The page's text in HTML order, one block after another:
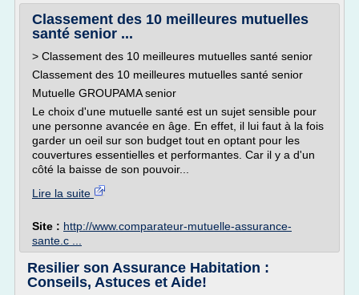
Classement des 10 meilleures mutuelles
santé senior ...
> Classement des 10 meilleures mutuelles santé senior
Classement des 10 meilleures mutuelles santé senior
Mutuelle GROUPAMA senior
Le choix d'une mutuelle santé est un sujet sensible pour
une personne avancée en âge. En effet, il lui faut à la fois
garder un oeil sur son budget tout en optant pour les
couvertures essentielles et performantes. Car il y a d'un
côté la baisse de son pouvoir...
Lire la suite
Site : http://www.comparateur-mutuelle-assurance-
sante.c ...
Resilier son Assurance Habitation :
Conseils, Astuces et Aide!